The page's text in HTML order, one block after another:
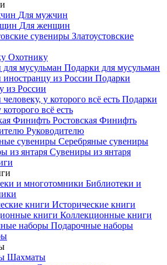
Для мужчин
Для женщин
Златоустовские
Охотнику
Подарки для мусульман
Подарки
из России
Подарки
которого всё есть
Ростовская Финифть
Руководителю
Серебряные сувениры
Сувениры из янтаря
Библиотеки и
Исторические книги
Коллекционные книги
Подарочные наборы
Шахматы